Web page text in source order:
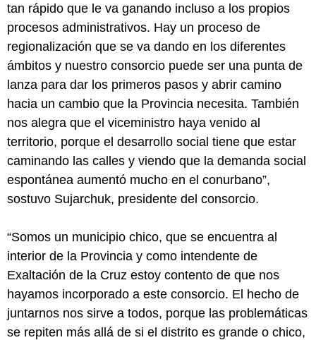
tan rápido que le va ganando incluso a los propios
procesos administrativos. Hay un proceso de
regionalización que se va dando en los diferentes
ámbitos y nuestro consorcio puede ser una punta de
lanza para dar los primeros pasos y abrir camino
hacia un cambio que la Provincia necesita. También
nos alegra que el viceministro haya venido al
territorio, porque el desarrollo social tiene que estar
caminando las calles y viendo que la demanda social
espontánea aumentó mucho en el conurbano”,
sostuvo Sujarchuk, presidente del consorcio.
“Somos un municipio chico, que se encuentra al
interior de la Provincia y como intendente de
Exaltación de la Cruz estoy contento de que nos
hayamos incorporado a este consorcio. El hecho de
juntarnos nos sirve a todos, porque las problemáticas
se repiten más allá de si el distrito es grande o chico,